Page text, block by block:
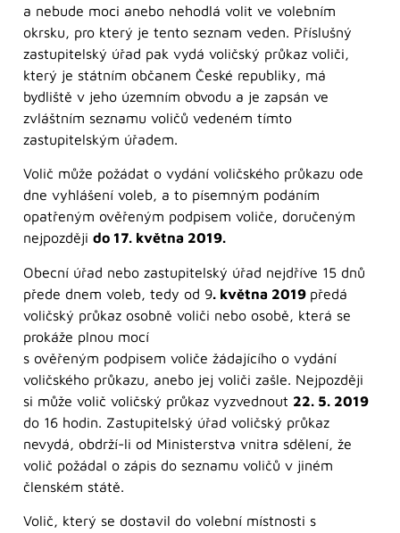
a nebude moci anebo nehodlá volit ve volebním
okrsku, pro který je tento seznam veden. Příslušný
zastupitelský úřad pak vydá voličský průkaz voliči,
který je státním občanem České republiky, má
bydliště v jeho územním obvodu a je zapsán ve
zvláštním seznamu voličů vedeném tímto
zastupitelským úřadem.
Volič může požádat o vydání voličského průkazu ode
dne vyhlášení voleb, a to písemným podáním
opatřeným ověřeným podpisem voliče, doručeným
nejpozději do 17. května 2019.
Obecní úřad nebo zastupitelský úřad nejdříve 15 dnů
přede dnem voleb, tedy od 9. května 2019 předá
voličský průkaz osobně voliči nebo osobě, která se
prokáže plnou mocí
s ověřeným podpisem voliče žádajícího o vydání
voličského průkazu, anebo jej voliči zašle. Nejpozději
si může volič voličský průkaz vyzvednout 22. 5. 2019
do 16 hodin. Zastupitelský úřad voličský průkaz
nevydá, obdrží-li od Ministerstva vnitra sdělení, že
volič požádal o zápis do seznamu voličů v jiném
členském státě.
Volič, který se dostavil do volební místnosti s